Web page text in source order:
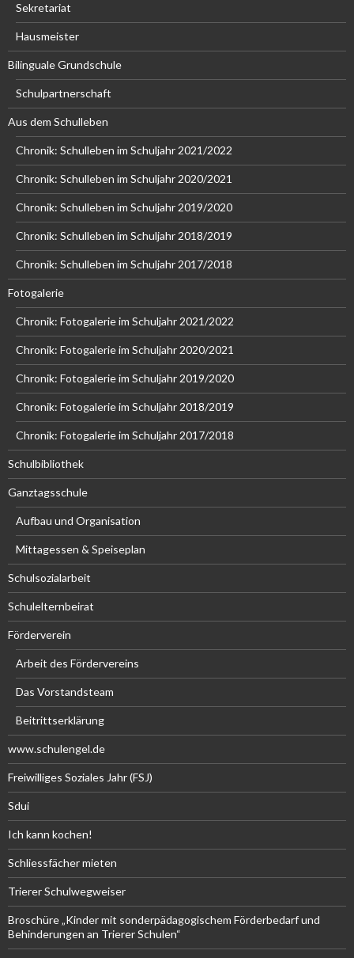
Sekretariat
Hausmeister
Bilinguale Grundschule
Schulpartnerschaft
Aus dem Schulleben
Chronik: Schulleben im Schuljahr 2021/2022
Chronik: Schulleben im Schuljahr 2020/2021
Chronik: Schulleben im Schuljahr 2019/2020
Chronik: Schulleben im Schuljahr 2018/2019
Chronik: Schulleben im Schuljahr 2017/2018
Fotogalerie
Chronik: Fotogalerie im Schuljahr 2021/2022
Chronik: Fotogalerie im Schuljahr 2020/2021
Chronik: Fotogalerie im Schuljahr 2019/2020
Chronik: Fotogalerie im Schuljahr 2018/2019
Chronik: Fotogalerie im Schuljahr 2017/2018
Schulbibliothek
Ganztagsschule
Aufbau und Organisation
Mittagessen & Speiseplan
Schulsozialarbeit
Schulelternbeirat
Förderverein
Arbeit des Fördervereins
Das Vorstandsteam
Beitrittserklärung
www.schulengel.de
Freiwilliges Soziales Jahr (FSJ)
Sdui
Ich kann kochen!
Schliessfächer mieten
Trierer Schulwegweiser
Broschüre „Kinder mit sonderpädagogischem Förderbedarf und
Behinderungen an Trierer Schulen“